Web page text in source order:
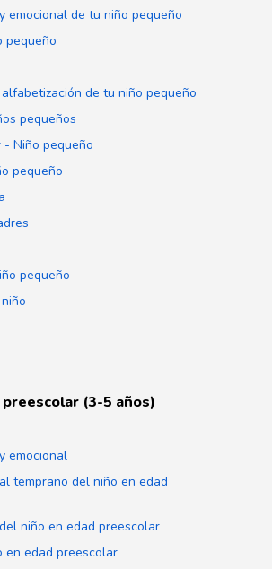
emocional de tu niño pequeño
pequeño
de tu niño pequeño
pequeños
- Niño pequeño
pequeño
pequeño
(3-5 años)
emocional
temprano del niño en edad
niño en edad preescolar
en edad preescolar